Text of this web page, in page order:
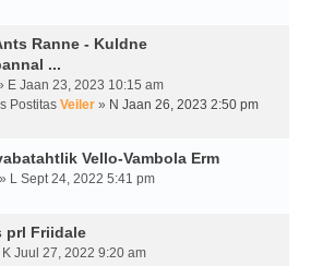
Ranne - Kuldne
...
E Jaan 23, 2023 10:15 am
Postitas Veiler » N Jaan 26, 2023 2:50 pm
Vello-Vambola Erm
» L Sept 24, 2022 5:41 pm
prl Friidale
K Juul 27, 2022 9:20 am